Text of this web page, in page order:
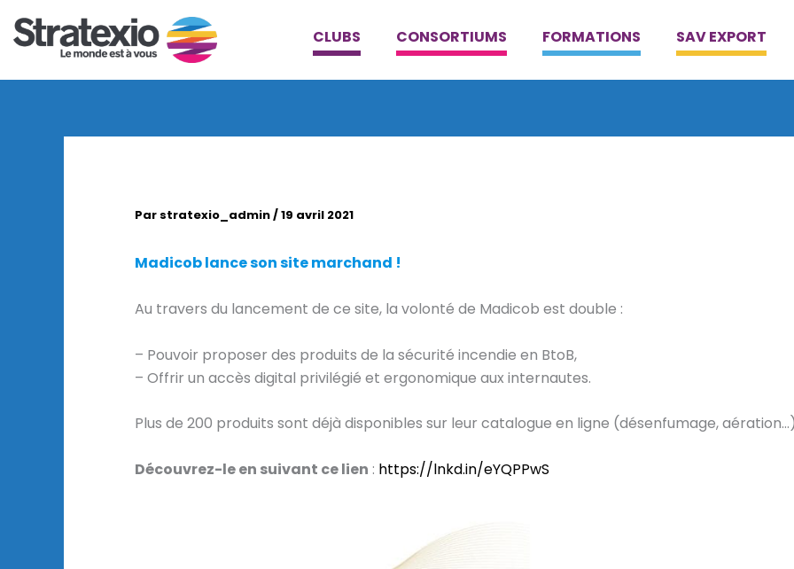
au
CLUBS CONSORTIUMS FORMATIONS SAV EXPORT
Par stratexio_admin/19 avril 2021
Madicob lance son site marchand !
Au travers du lancement de ce site, la volonté de Madicob est double :
– Pouvoir proposer des produits de la sécurité incendie en BtoB,
– Offrir un accès digital privilégié et ergonomique aux internautes.
Plus de 200 produits sont déjà disponibles sur leur catalogue en ligne (désenfumage,
Découvrez-le en suivant ce lien : https://lnkd.in/eYQPPwS